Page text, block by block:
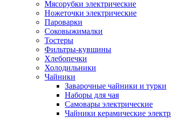
Мясорубки электрические
Ножеточки электрические
Пароварки
Соковыжималки
Тостеры
Фильтры-кувшины
Хлебопечки
Холодильники
Чайники
Заварочные чайники и турки
Наборы для чая
Самовары электрические
Чайники керамические